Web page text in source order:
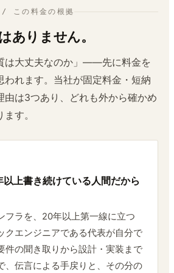
この料金の根拠
ありません。
は大丈夫なのか」——先に料金を
われます。当社が固定料金・短納
由は3つあり、どれも外から確かめ
す。
上書き続けている人間だから
フラを、20年以上第一線に立つ
クエンジニアである代表が自分で
件の聞き取りから設計・実装まで
、伝言による手戻りと、その分の